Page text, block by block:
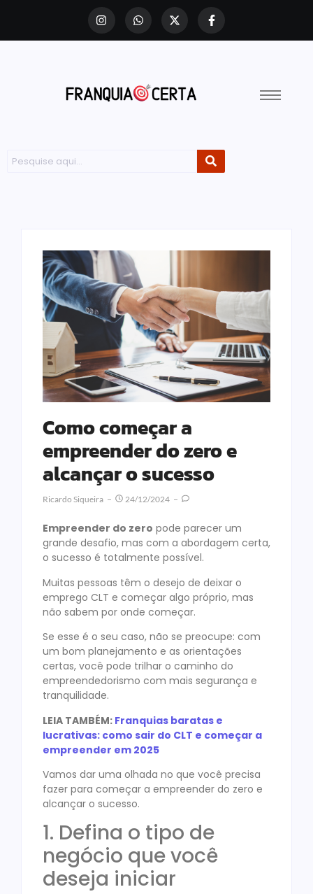
Como começar a
empreender do zero e
alcançar o sucesso
Ricardo Siqueira 24/12/2024
Empreender do zero pode parecer um
grande desafio, mas com a abordagem certa,
o sucesso é totalmente possível.
Muitas pessoas têm o desejo de deixar o
emprego CLT e começar algo próprio, mas
não sabem por onde começar.
Se esse é o seu caso, não se preocupe: com
um bom planejamento e as orientações
certas, você pode trilhar o caminho do
empreendedorismo com mais segurança e
tranquilidade.
LEIA TAMBÉM: Franquias baratas e
lucrativas: como sair do CLT e começar a
empreender em 2025
Vamos dar uma olhada no que você precisa
fazer para começar a empreender do zero e
alcançar o sucesso.
1. Defina o tipo de
negócio que você
deseja iniciar